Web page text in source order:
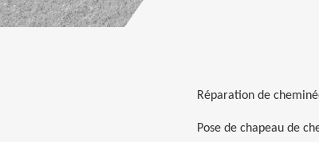
Réparation de
Pose de chapeau de